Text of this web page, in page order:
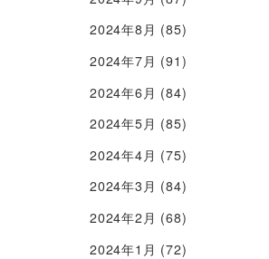
2024年8月 (85)
2024年7月 (91)
2024年6月 (84)
2024年5月 (85)
2024年4月 (75)
2024年3月 (84)
2024年2月 (68)
2024年1月 (72)